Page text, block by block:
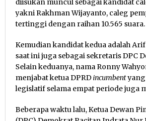
diisukan muncul sebagai kandidat
yakni Rakhman Wijayanto, caleg
tertinggi dengan raihan 10.565 suara.
Kemudian kandidat kedua adalah
saat ini juga sebagai sekretaris DPC
Selain keduanya, nama Ronny
menjabat ketua DPRDincumbent
legislatif selama empat periode juga
Beberapa waktu lalu, Ketua Dewan